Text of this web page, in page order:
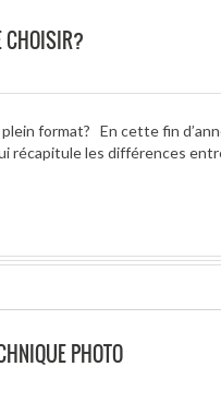
CHOISIR?
format? En cette fin
récapitule les différences
PHOTO